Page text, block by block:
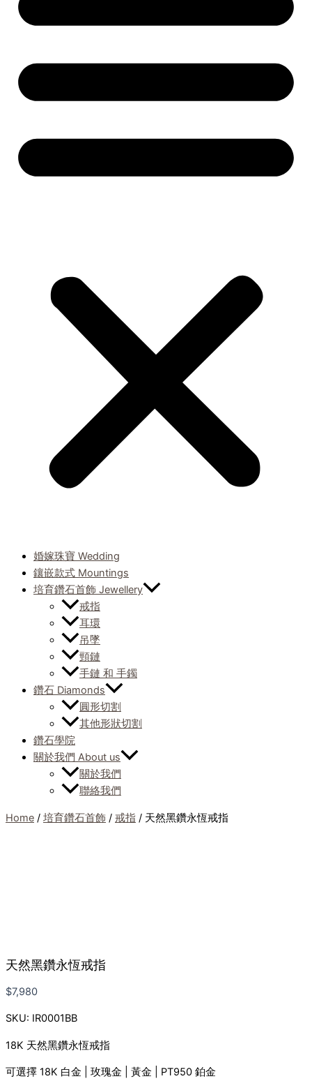
婚嫁珠寶 Wedding
鑲嵌款式 Mountings
培育鑽石首飾 Jewellery
戒指
耳環
吊墜
頸鏈
手鏈 和 手鐲
鑽石 Diamonds
圓形切割
其他形狀切割
鑽石學院
關於我們 About us
關於我們
聯絡我們
Home / 培育鑽石首飾 / 戒指 / 天然黑鑽永恆戒指
天然黑鑽永恆戒指
$7,980
SKU: IR0001BB
18K 天然黑鑽永恆戒指
可選擇 18K 白金 | 玫瑰金 | 黃金 | PT950 鉑金